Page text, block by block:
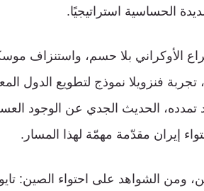
الحساسية استراتيجيًا.
الأوكراني بلا حسم، واستنزاف
فنزويلا نموذج لتطويع الدول
الحديث الجدي عن الوجود
إيران مقدّمة مهمّة لهذا المسار.
ومن الشواهد على احتواء الصين: